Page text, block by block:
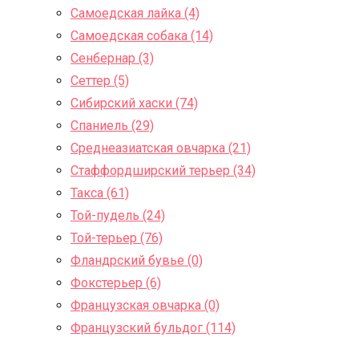
Самоедская лайка (4)
Самоедская собака (14)
Сенбернар (3)
Сеттер (5)
Сибирский хаски (74)
Спаниель (29)
Среднеазиатская овчарка (21)
Стаффордширский терьер (34)
Такса (61)
Той-пудель (24)
Той-терьер (76)
Фландрский бувье (0)
Фокстерьер (6)
Французская овчарка (0)
Французский бульдог (114)